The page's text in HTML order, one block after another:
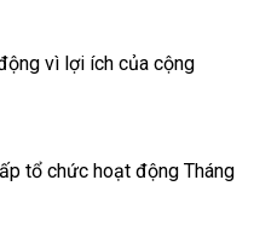
vì lợi ích của cộng
tổ chức hoạt động Tháng